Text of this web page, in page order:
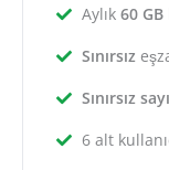
Aylık 60 GB
Sınırsız
Sınırsız
6 alt